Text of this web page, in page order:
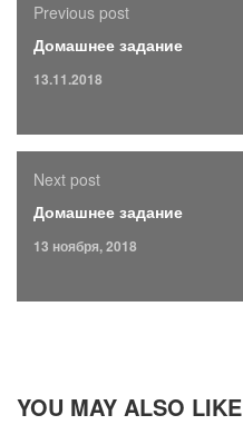
Previous post
Домашнее задание
13.11.2018
Next post
Домашнее задание
13 ноября, 2018
YOU MAY ALSO LIKE